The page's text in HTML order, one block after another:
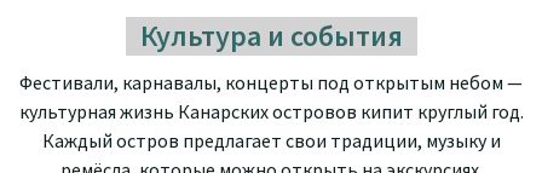
Культура и события
Фестивали, карнавалы, концерты под открытым небом —
культурная жизнь Канарских островов кипит круглый год.
Каждый остров предлагает свои традиции, музыку и